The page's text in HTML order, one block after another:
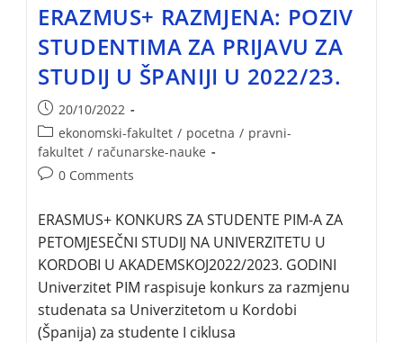
ERAZMUS+ RAZMJENA: POZIV
STUDENTIMA ZA PRIJAVU ZA
STUDIJ U ŠPANIJI U 2022/23.
20/10/2022
ekonomski-fakultet / pocetna / pravni-
fakultet / računarske-nauke
0 Comments
ERASMUS+ KONKURS ZA STUDENTE PIM-A ZA
PETOMJESEČNI STUDIJ NA UNIVERZITETU U
KORDOBI U AKADEMSKOJ2022/2023. GODINI
Univerzitet PIM raspisuje konkurs za razmjenu
studenata sa Univerzitetom u Kordobi
(Španija) za studente I ciklusa